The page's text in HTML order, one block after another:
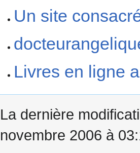
Un site
Livres en ligne
La dernière
novembre 2006 à